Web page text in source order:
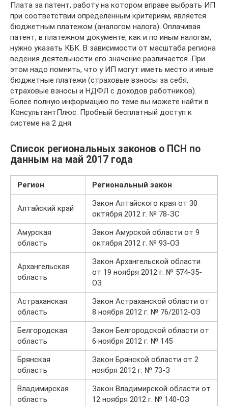
Плата за патент, работу на котором вправе выбрать ИП
при соответствии определенным критериям, является
бюджетным платежом (аналогом налога). Оплачивая
патент, в платежном документе, как и по иным налогам,
нужно указать КБК. В зависимости от масштаба региона
ведения деятельности его значение различается. При
этом надо помнить, что у ИП могут иметь место и иные
бюджетные платежи (страховые взносы за себя,
страховые взносы и НДФЛ с доходов работников).
Более полную информацию по теме вы можете найти в
КонсультантПлюс. Пробный бесплатный доступ к
системе на 2 дня.
Список региональных законов о ПСН по
данным на май 2017 года
Регион Региональный закон
Алтайский край
Закон Алтайского края от 30
октября 2012 г. № 78-ЗС
Амурская
область
Закон Амурской области от 9
октября 2012 г. № 93-ОЗ
Архангельская
область
Закон Архангельской области
от 19 ноября 2012 г. № 574-35-
ОЗ
Астраханская
область
Закон Астраханской области от
8 ноября 2012 г. № 76/2012-ОЗ
Белгородская
область
Закон Белгородской области от
6 ноября 2012 г. № 145
Брянская
область
Закон Брянской области от 2
ноября 2012 г. № 73-З
Владимирская
область
Закон Владимирской области от
12 ноября 2012 г. № 140-ОЗ